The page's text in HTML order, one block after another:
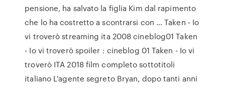
pensione, ha salvato la figlia Kim dal rapimento
che lo ha costretto a scontrarsi con … Taken - Io
vi troverò streaming ita 2008 cineblog01 Taken
- Io vi troverò spoiler : cineblog 01 Taken - Io vi
troverò ITA 2018 film completo sottotitoli
italiano L'agente segreto Bryan, dopo tanti anni